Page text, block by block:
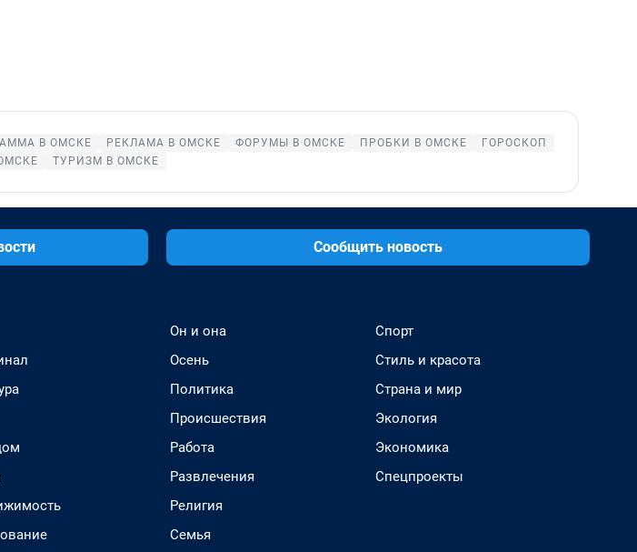
В ОМСКЕ РЕКЛАМА В ОМСКЕ ФОРУМЫ В ОМСКЕ ПРОБКИ В ОМСКЕ
ГОРОСКОП
ТУРИЗМ В ОМСКЕ
Сообщить новость
Он и она
Осень
Политика
Происшествия
Работа
Развлечения
Религия
Семья
Спорт
Стиль и красота
Страна и мир
Экология
Экономика
Спецпроекты